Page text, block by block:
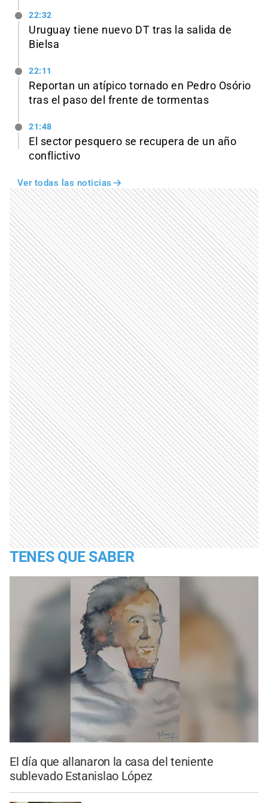
22:32
Uruguay tiene nuevo DT tras la salida de
Bielsa
22:11
Reportan un atípico tornado en Pedro Osório
tras el paso del frente de tormentas
21:48
El sector pesquero se recupera de un año
conflictivo
Ver todas las noticias
TENES QUE SABER
El día que allanaron la casa del teniente
sublevado Estanislao López